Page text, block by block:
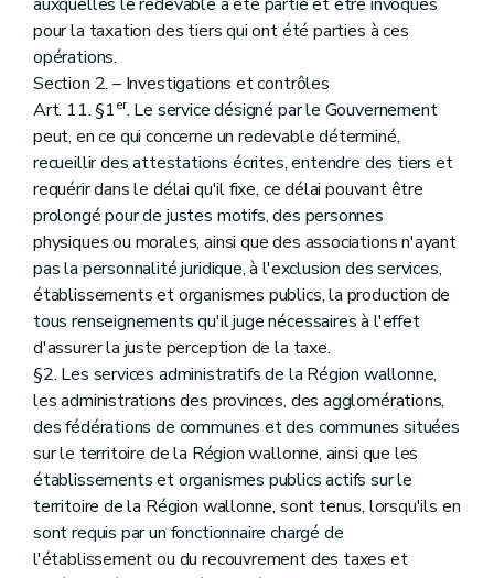
pour la taxation des tiers qui ont été parties à ces
opérations.
Section 2. – Investigations et contrôles
Art. 11. §1er. Le service désigné par le Gouvernement
peut, en ce qui concerne un redevable déterminé,
recueillir des attestations écrites, entendre des tiers et
requérir dans le délai qu'il fixe, ce délai pouvant être
prolongé pour de justes motifs, des personnes
physiques ou morales, ainsi que des associations n'ayant
pas la personnalité juridique, à l'exclusion des services,
établissements et organismes publics, la production de
tous renseignements qu'il juge nécessaires à l'effet
d'assurer la juste perception de la taxe.
§2. Les services administratifs de la Région wallonne,
les administrations des provinces, des agglomérations,
des fédérations de communes et des communes situées
sur le territoire de la Région wallonne, ainsi que les
établissements et organismes publics actifs sur le
territoire de la Région wallonne, sont tenus, lorsqu'ils en
sont requis par un fonctionnaire chargé de
l'établissement ou du recouvrement des taxes et